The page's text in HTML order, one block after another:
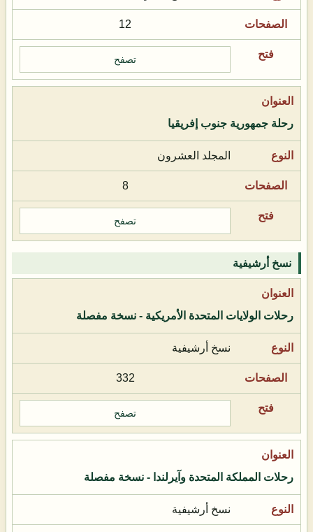
12
تصفح
رحلة جمهورية جنوب إفريقيا
المجلد العشرون
8
تصفح
نسخ أرشيفية
رحلات الولايات المتحدة الأمريكية - نسخة مفصلة
نسخ أرشيفية
332
تصفح
رحلات المملكة المتحدة وآيرلندا - نسخة مفصلة
نسخ أرشيفية